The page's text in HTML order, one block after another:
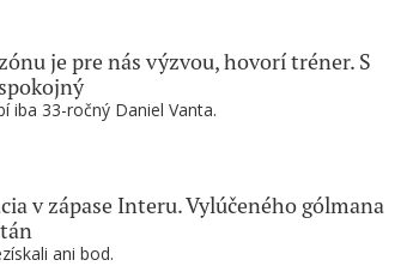
iba 33-ročný Daniel Vanta.
je pre nás výzvou, hovorí tréner. S
ani bod.
v zápase Interu. Vylúčeného gólmana